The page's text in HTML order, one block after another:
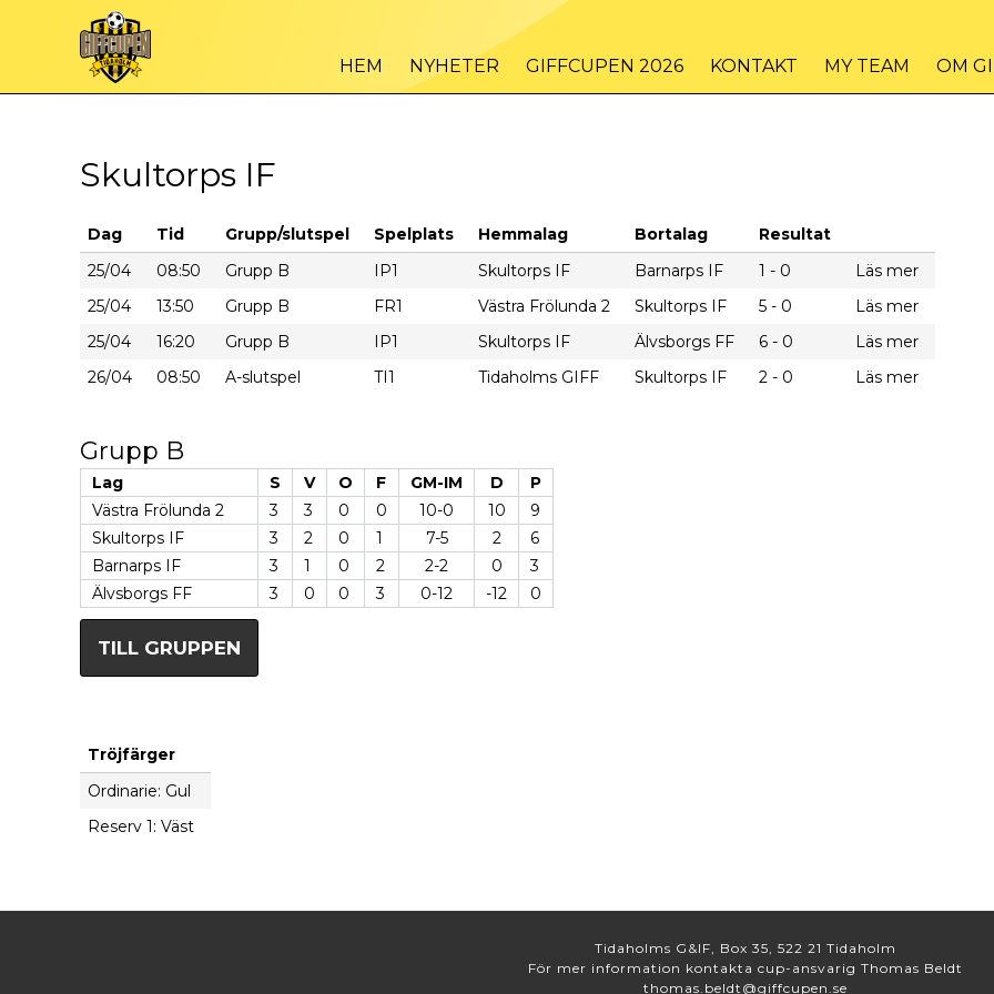
HEM NYHETER GIFFCUPEN 2026 KONTAKT MY TEAM OM
Skultorps IF
Dag Tid Grupp/slutspel Spelplats Hemmalag Bortalag
Resultat
25/04
08:50 Grupp B IP1 Skultorps IF Barnarps IF 1 - 0
Läs mer
25/04
13:50 Grupp B FR1 Västra Frölunda 2 Skultorps IF 5 - 0
Läs mer
25/04
16:20 Grupp B IP1 Skultorps IF Älvsborgs FF 6 - 0
Läs mer
26/04
08:50 A-slutspel TI1 Tidaholms GIFF Skultorps IF 2 - 0 Läs mer
Grupp B
Lag S V O F GM-IM D
P
Västra Frölunda 2
3 3 0 0 10-0 10
9
Skultorps IF
3 2 0 1 7-5 2
6
Barnarps IF
3 1 0 2 2-2 0
3
Älvsborgs FF
3 0 0 3 0-12 -12 0
TILL GRUPPEN
Tröjfärger
Ordinarie: Gul
Reserv 1: Väst
Tidaholms G&IF, Box 35, 522 21 Tidaholm
För mer information kontakta cup-ansvarig Thomas Beldt
thomas.beldt@giffcupen.se